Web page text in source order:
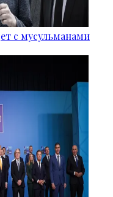
с мусульманами